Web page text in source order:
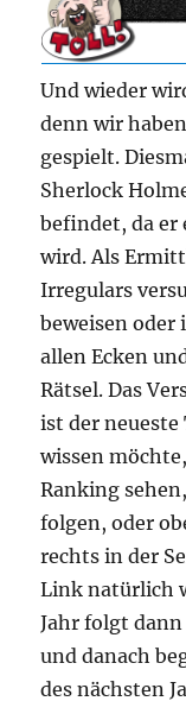
Und wieder
denn wir
gespielt.
Sherlock
befindet, da er
wird. Als
Irregulars
beweisen oder
allen Ecken
Rätsel. Das
ist der
wissen
Ranking
folgen, oder
rechts in der
Link natürlich
Jahr folgt
und danach
des nächsten